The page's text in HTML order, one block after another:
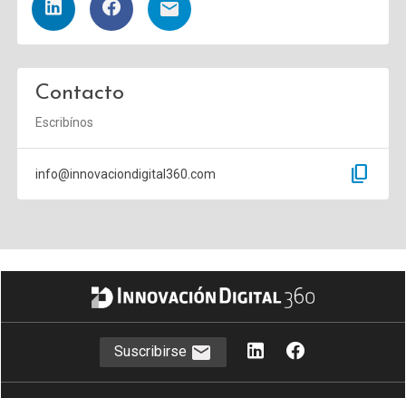
Contacto
Escribínos
info@innovaciondigital360.com content_copy
Suscribirse